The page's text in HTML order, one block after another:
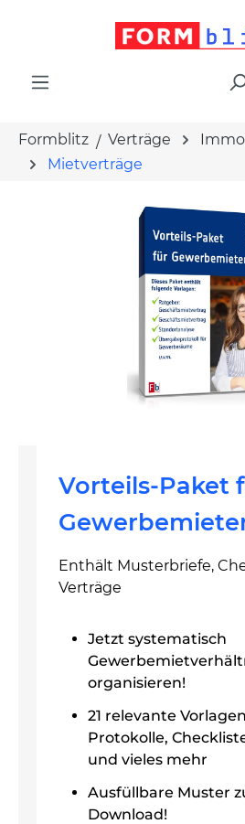
Formblitz Verträge
Mietverträge
Vorteils-Paket
Enthält Musterbriefe,
Verträge
Jetzt systematisch
organisieren!
21 relevante
Protokolle,
und vieles mehr
Ausfüllbare Muster
Download!